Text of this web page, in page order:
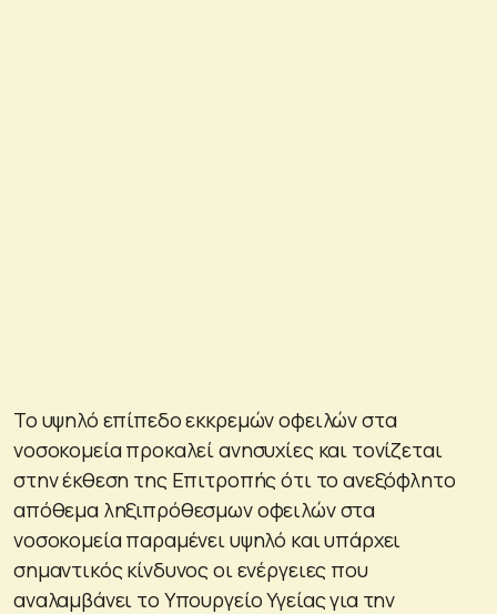
Το υψηλό επίπεδο εκκρεμών οφειλών στα
νοσοκομεία προκαλεί ανησυχίες και τονίζεται
στην έκθεση της Επιτροπής ότι το ανεξόφλητο
απόθεμα ληξιπρόθεσμων οφειλών στα
νοσοκομεία παραμένει υψηλό και υπάρχει
σημαντικός κίνδυνος οι ενέργειες που
αναλαμβάνει το Υπουργείο Υγείας για την